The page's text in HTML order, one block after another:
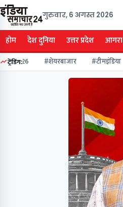
गुरुवार, 6 अगस्त 2026
होम देश दुनिया उत्तर प्रदेश आगरा
ट्रेंडिंग:
#शेयरबाजार #टीमइंडिया